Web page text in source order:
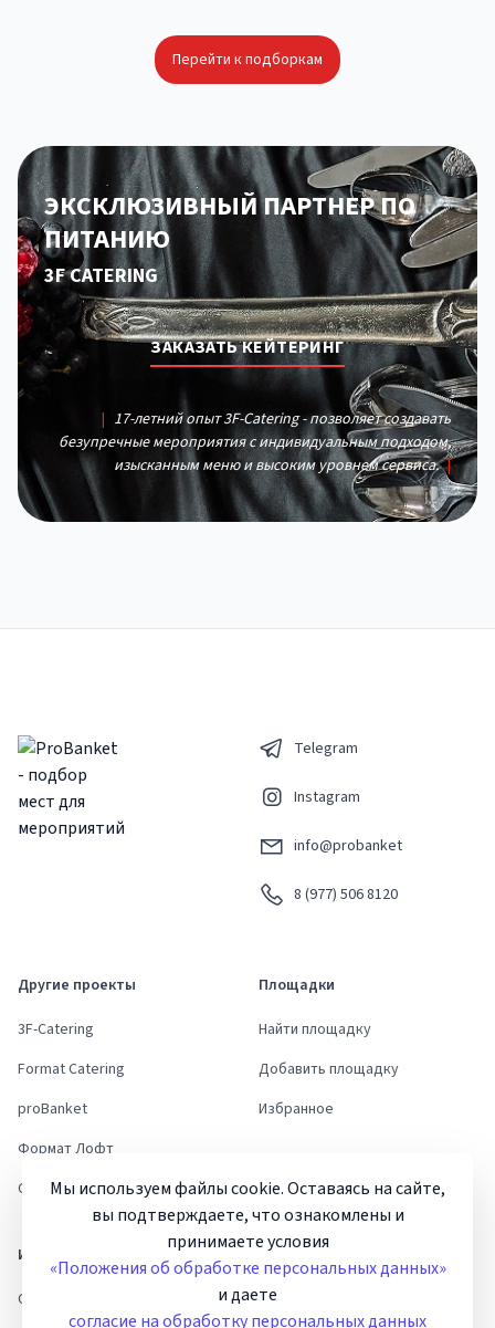
Перейти к подборкам
ЭКСКЛЮЗИВНЫЙ ПАРТНЕР ПО
ПИТАНИЮ
3F CATERING
ЗАКАЗАТЬ КЕЙТЕРИНГ
| 17-летний опыт 3F-Catering - позволяет создавать
безупречные мероприятия с индивидуальным подходом,
изысканным меню и высоким уровнем сервиса. |
Telegram
Instagram
info@probanket
8 (977) 506 8120
Другие проекты
3F-Catering
Format Catering
proBanket
Формат Лофт
Стори Ивент Дом
Площадки
Найти площадку
Добавить площадку
Избранное
Информация
Статьи и новости
Помощь и документы
Инструкции
Мы используем файлы cookie. Оставаясь на сайте,
вы подтверждаете, что ознакомлены и
принимаете условия
«Положения об обработке персональных данных»
и даете
согласие на обработку персональных данных